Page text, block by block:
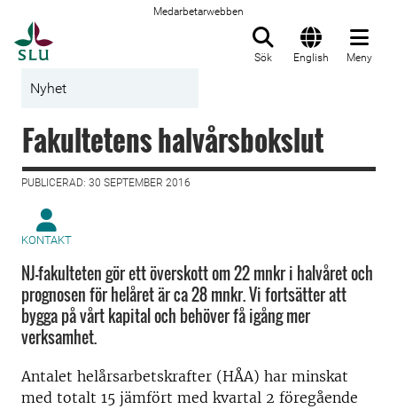
Medarbetarwebben
Sök English Meny
Nyhet
Fakultetens halvårsbokslut
PUBLICERAD: 30 SEPTEMBER 2016
KONTAKT
NJ-fakulteten gör ett överskott om 22 mnkr i halvåret och
prognosen för helåret är ca 28 mnkr. Vi fortsätter att
bygga på vårt kapital och behöver få igång mer
verksamhet.
Antalet helårsarbetskrafter (HÅA) har minskat
med totalt 15 jämfört med kvartal 2 föregående